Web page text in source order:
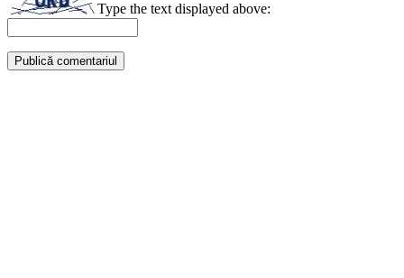
Type the text displayed above: